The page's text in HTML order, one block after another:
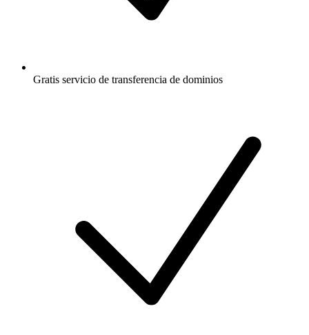
Gratis servicio de transferencia de dominios